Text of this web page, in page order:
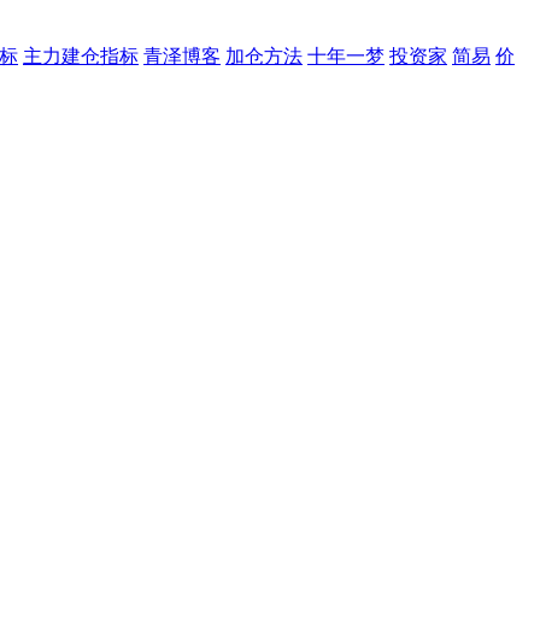
主力建仓指标 青泽博客 加仓方法 十年一梦 投资家 简易 价